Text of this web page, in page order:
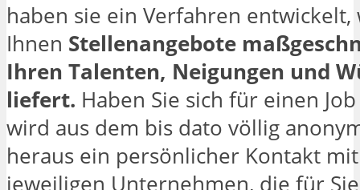
haben sie ein Verfahren entwickelt,
Ihnen Stellenangebote
Ihren Talenten, Neigungen und
liefert. Haben Sie sich für einen
wird aus dem bis dato völlig
heraus ein persönlicher Kontakt
jeweiligen Unternehmen, die für